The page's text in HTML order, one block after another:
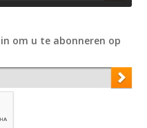
om u te abonneren op